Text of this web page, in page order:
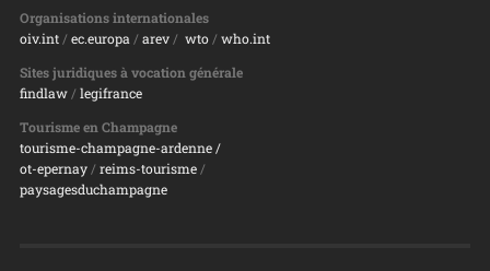
Organisations internationales
oiv.int/ ec.europa / arev/ wto/ who.int
Sites juridiques à vocation générale
findlaw/ legifrance
Tourisme en Champagne
tourisme-champagne-ardenne /
ot-epernay/ reims-tourisme/
paysagesduchampagne